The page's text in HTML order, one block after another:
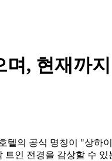
, 현재까
의 공식 명칭이 "상하
인 전경을 감상할 수